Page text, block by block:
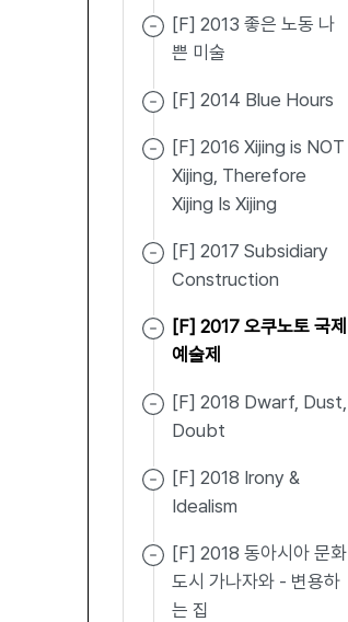
[F] 2013 좋은 노동 나
쁜 미술
[F] 2014 Blue Hours
[F] 2016 Xijing is NOT
Xijing, Therefore
Xijing Is Xijing
[F] 2017 Subsidiary
Construction
[F] 2017 오쿠노토 국제
예술제
[F] 2018 Dwarf, Dust,
Doubt
[F] 2018 Irony &
Idealism
[F] 2018 동아시아 문화
도시 가나자와 - 변용하
는 집